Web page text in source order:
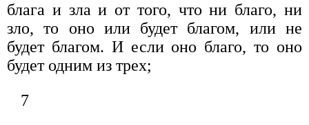
блага и зла и от того, что ни благо, ни
зло, то оно или будет благом, или не
будет благом. И если оно благо, то оно
будет одним из трех;
7